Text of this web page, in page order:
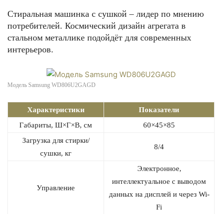
Стиральная машинка с сушкой – лидер по мнению
потребителей. Космический дизайн агрегата в
стальном металлике подойдёт для современных
интерьеров.
Модель Samsung WD806U2GAGD
Характеристики
Показатели
Габариты, Ш×Г×В, см
60×45×85
Загрузка для стирки/
сушки, кг
8/4
Управление
Электронное,
интеллектуальное с выводом
данных на дисплей и через Wi-
Fi